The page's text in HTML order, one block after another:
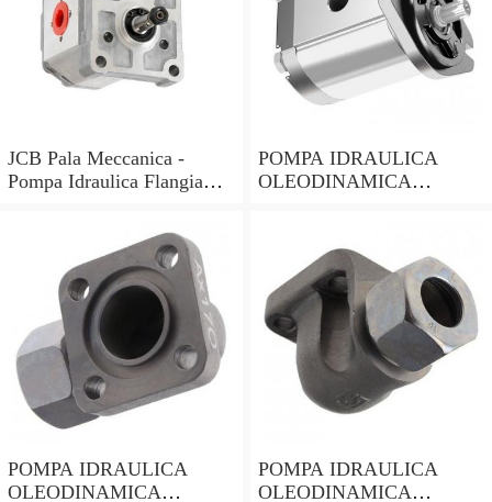
JCB Pala Meccanica -
Pompa Idraulica Flangia
POMPA IDRAULICA
OLEODINAMICA
TRATTORI FIAT
POMPA IDRAULICA
OLEODINAMICA
POMPA IDRAULICA
OLEODINAMICA